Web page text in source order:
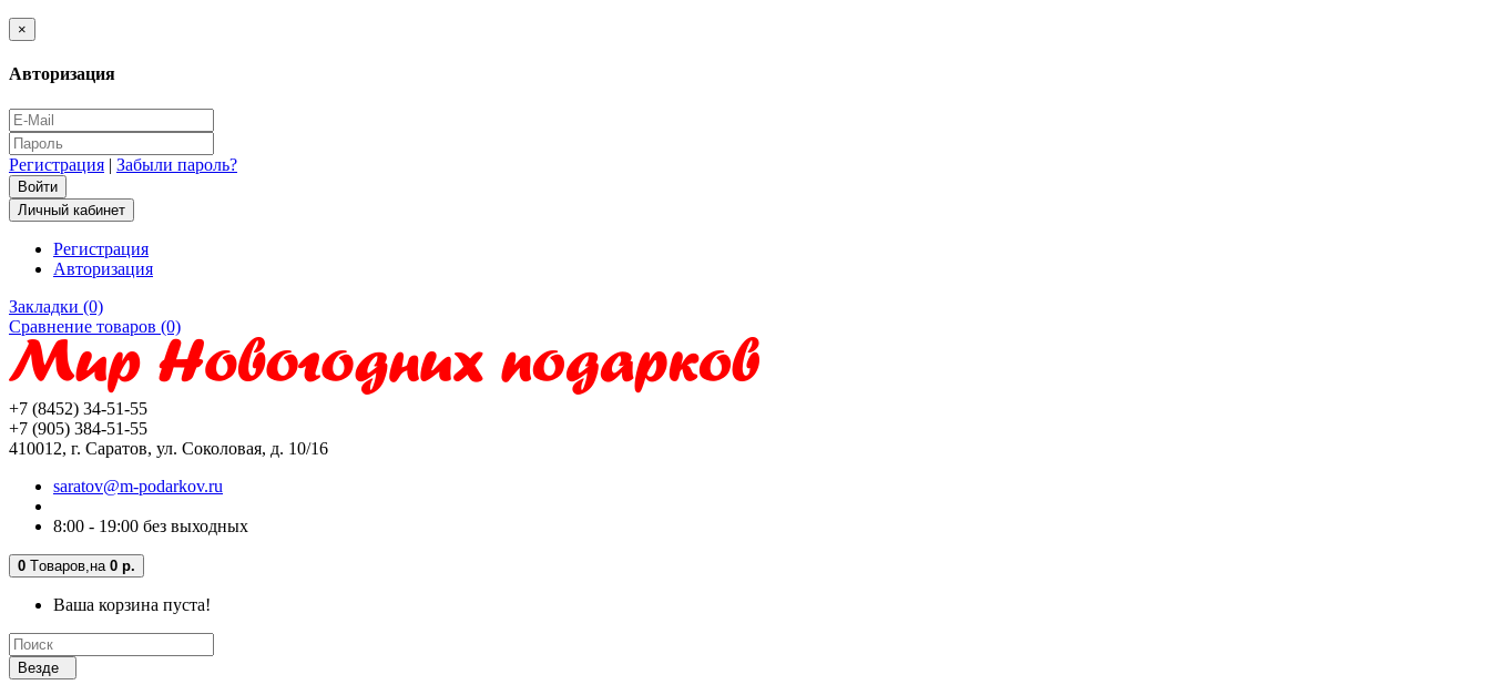
×
Авторизация
Регистрация | Забыли пароль?
Личный кабинет
Регистрация
Авторизация
Закладки (0)
Сравнение товаров (0)
+7 (8452) 34-51-55
+7 (905) 384-51-55
410012, г. Саратов, ул. Соколовая, д. 10/16
saratov@m-podarkov.ru
8:00 - 19:00 без выходных
0 Tоваров, на 0 р.
Ваша корзина пуста!
Везде